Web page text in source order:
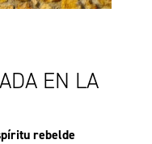
EN LA
rebelde